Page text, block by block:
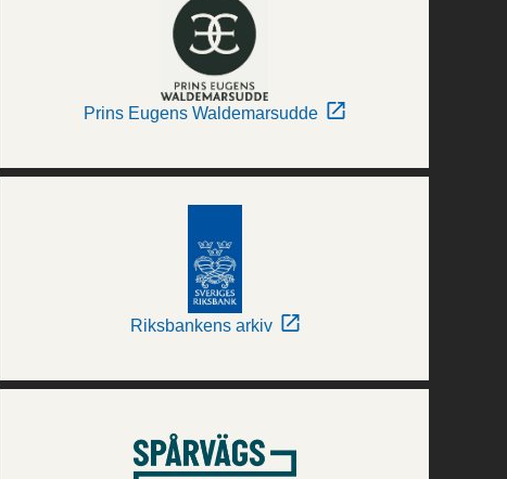
Prins Eugens Waldemarsudde
Riksbankens arkiv